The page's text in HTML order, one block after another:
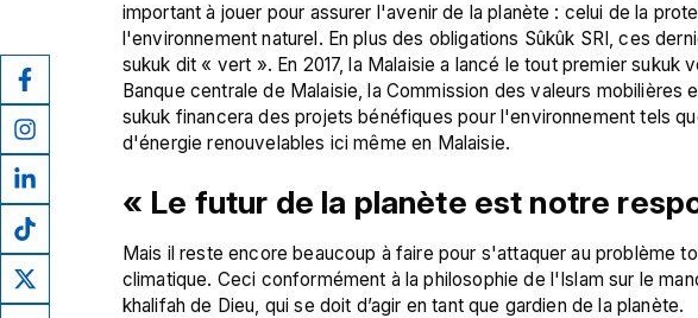
important à jouer pour assurer l'avenir de la planète : celui de la
l'environnement naturel. En plus des obligations Sûkûk SRI, ces
sukuk dit « vert ». En 2017, la Malaisie a lancé le tout premier sukuk
Banque centrale de Malaisie, la Commission des valeurs mobilières
sukuk financera des projets bénéfiques pour l'environnement tels
« Le futur de la planète est notre
Mais il reste encore beaucoup à faire pour s'attaquer au problème
climatique. Ceci conformément à la philosophie de l'Islam sur le
khalifah de Dieu, qui se doit d’agir en tant que gardien de la planète.